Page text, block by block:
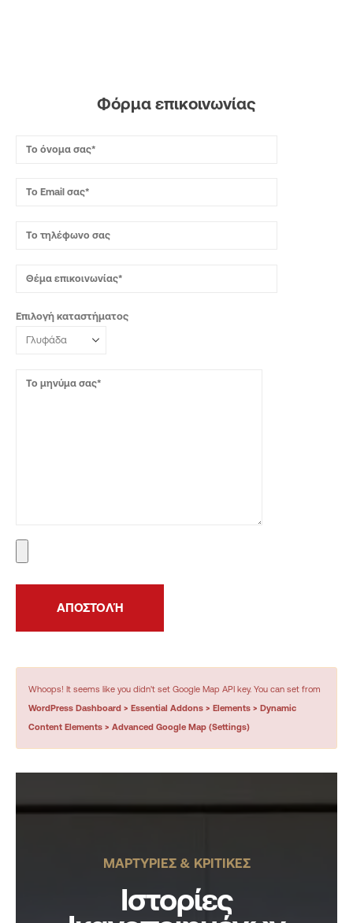
Φόρμα επικοινωνίας
Επιλογή καταστήματος
Whoops! It seems like you didn't set Google Map API key. You can set from
WordPress Dashboard > Essential Addons > Elements > Dynamic
Content Elements > Advanced Google Map (Settings)
ΜΑΡΤΥΡΙΕΣ & ΚΡΙΤΙΚΕΣ
Ιστορίες